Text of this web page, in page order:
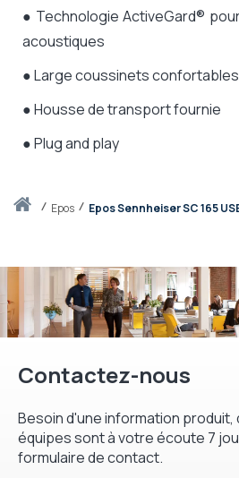
Accueilepos Epos Sennheiser SC 165
● Technologie ActiveGard®
acoustiques
● Large coussinets
● Housse de transport fournie
● Plug and play
Contactez-nous
Besoin d'une information produit,
équipes sont à votre écoute 7
formulaire de contact.